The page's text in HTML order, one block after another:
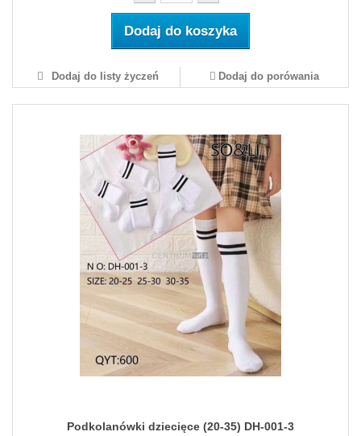
Dodaj do koszyka
Dodaj do listy życzeń Dodaj do porówania
Podkolanówki dziecięce (20-35) DH-001-3